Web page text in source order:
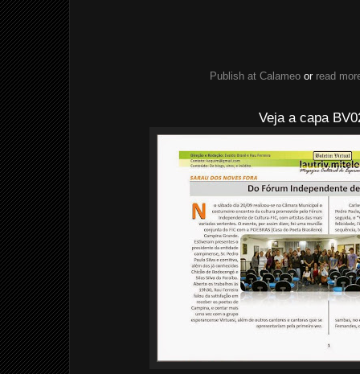
Publish at Calameo or read
Veja a capa